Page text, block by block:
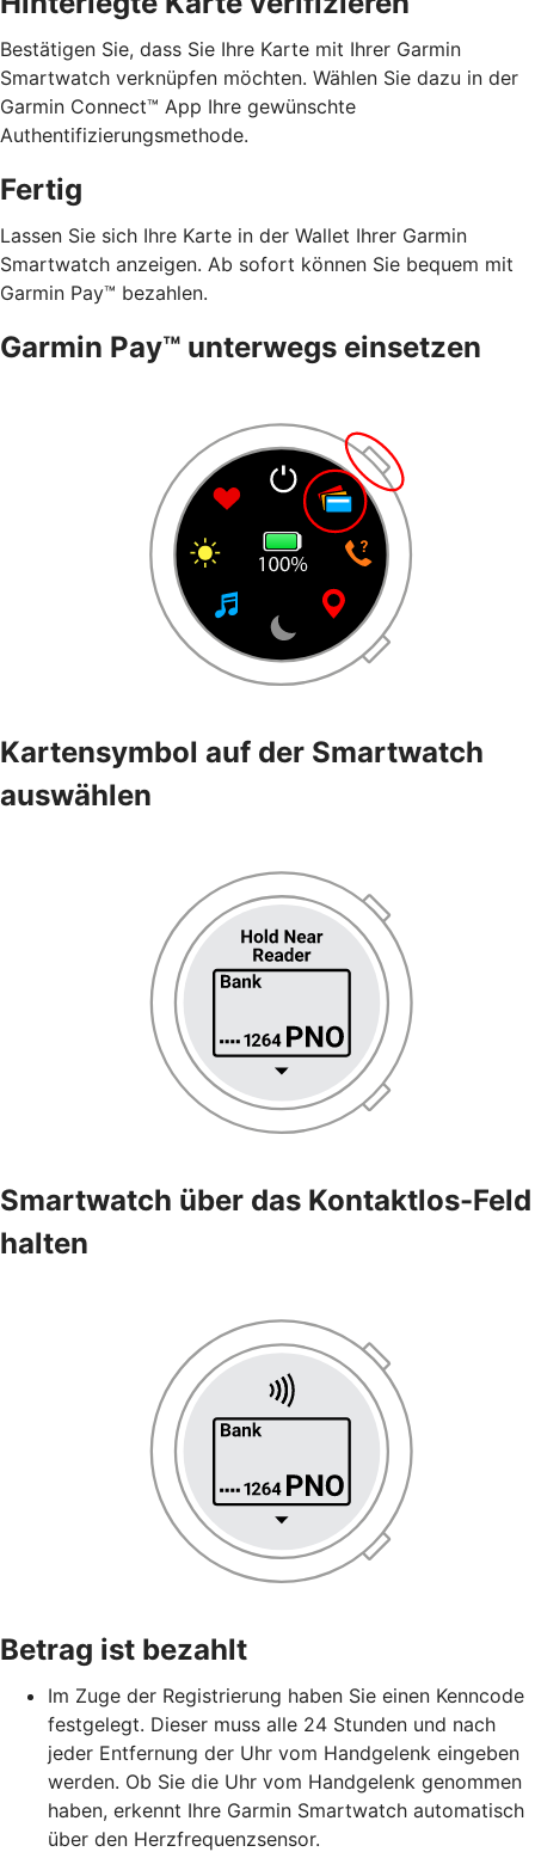
Bestätigen Sie, dass Sie Ihre Karte mit Ihrer Garmin
Smartwatch verknüpfen möchten. Wählen Sie dazu in der
Garmin Connect™ App Ihre gewünschte
Authentifizierungsmethode.
Fertig
Lassen Sie sich Ihre Karte in der Wallet Ihrer Garmin
Smartwatch anzeigen. Ab sofort können Sie bequem mit
Garmin Pay™ bezahlen.
Garmin Pay™ unterwegs einsetzen
Kartensymbol auf der Smartwatch
auswählen
Smartwatch über das Kontaktlos-Feld
halten
Betrag ist bezahlt
Im Zuge der Registrierung haben Sie einen Kenncode
festgelegt. Dieser muss alle 24 Stunden und nach
jeder Entfernung der Uhr vom Handgelenk eingeben
werden. Ob Sie die Uhr vom Handgelenk genommen
haben, erkennt Ihre Garmin Smartwatch automatisch
über den Herzfrequenzsensor.